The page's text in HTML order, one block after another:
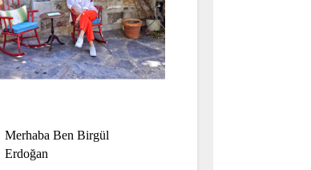
Merhaba Ben Birgül
Erdoğan